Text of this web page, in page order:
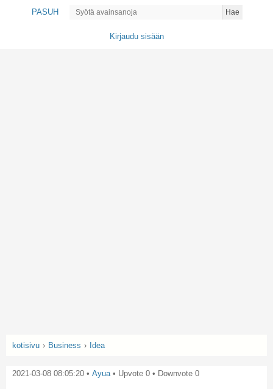
PASUH Hae
Kirjaudu sisään
kotisivu › Business › Idea
2021-03-08 08:05:20 • Ayua• Upvote 0 • Downvote 0